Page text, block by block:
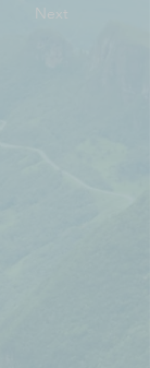
Next